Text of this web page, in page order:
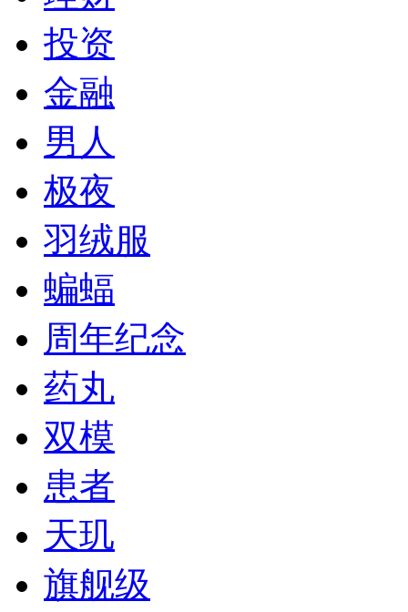
投资
金融
男人
极夜
羽绒服
蝙蝠
周年纪念
药丸
双模
患者
天玑
旗舰级